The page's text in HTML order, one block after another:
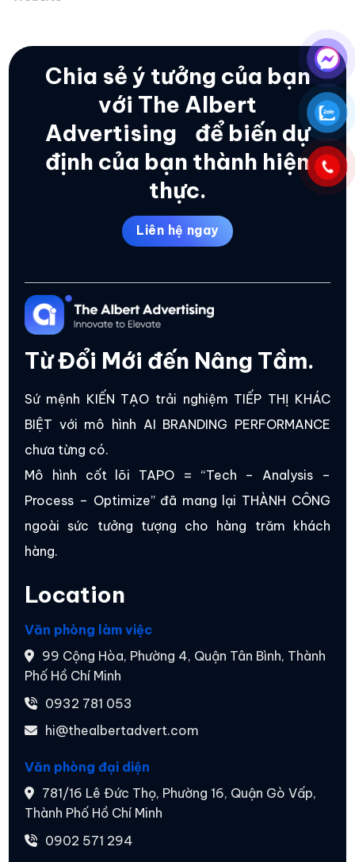
Chia sẻ ý tưởng của bạn
với The Albert
Advertising để biến dự
định của bạn thành hiện
thực.
Liên hệ ngay
Từ Đổi Mới đến Nâng Tầm.
Sứ mệnh KIẾN TẠO trải nghiệm TIẾP THỊ KHÁC
BIỆT với mô hình AI BRANDING PERFORMANCE
chưa từng có.
Mô hình cốt lõi TAPO = “Tech – Analysis –
Process – Optimize” đã mang lại THÀNH CÔNG
ngoài sức tưởng tượng cho hàng trăm khách
hàng.
Location
Văn phòng làm việc
99 Cộng Hòa, Phường 4, Quận Tân Bình, Thành
Phố Hồ Chí Minh
0932 781 053
hi@thealbertadvert.com
Văn phòng đại diện
781/16 Lê Đức Thọ, Phường 16, Quận Gò Vấp,
Thành Phố Hồ Chí Minh
0902 571 294